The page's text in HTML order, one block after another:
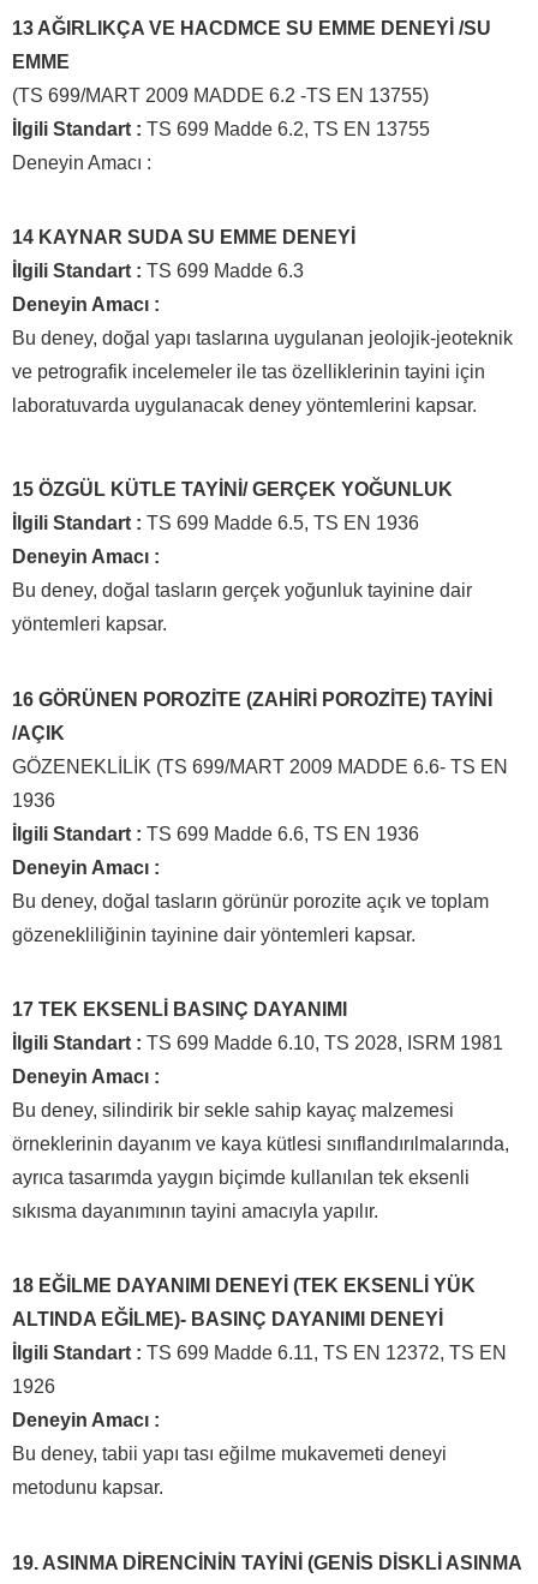
13 AĞIRLIKÇA VE HACDMCE SU EMME DENEYİ /SU
EMME
(TS 699/MART 2009 MADDE 6.2 -TS EN 13755)
İlgili Standart : TS 699 Madde 6.2, TS EN 13755
Deneyin Amacı :
14 KAYNAR SUDA SU EMME DENEYİ
İlgili Standart : TS 699 Madde 6.3
Deneyin Amacı :
Bu deney, doğal yapı taslarına uygulanan jeolojik-jeoteknik
ve petrografik incelemeler ile tas özelliklerinin tayini için
laboratuvarda uygulanacak deney yöntemlerini kapsar.
15 ÖZGÜL KÜTLE TAYİNİ/ GERÇEK YOĞUNLUK
İlgili Standart : TS 699 Madde 6.5, TS EN 1936
Deneyin Amacı :
Bu deney, doğal tasların gerçek yoğunluk tayinine dair
yöntemleri kapsar.
16 GÖRÜNEN POROZİTE (ZAHİRİ POROZİTE) TAYİNİ
/AÇIK
GÖZENEKLİLİK (TS 699/MART 2009 MADDE 6.6- TS EN
1936
İlgili Standart : TS 699 Madde 6.6, TS EN 1936
Deneyin Amacı :
Bu deney, doğal tasların görünür porozite açık ve toplam
gözenekliliğinin tayinine dair yöntemleri kapsar.
17 TEK EKSENLİ BASINÇ DAYANIMI
İlgili Standart : TS 699 Madde 6.10, TS 2028, ISRM 1981
Deneyin Amacı :
Bu deney, silindirik bir sekle sahip kayaç malzemesi
örneklerinin dayanım ve kaya kütlesi sınıflandırılmalarında,
ayrıca tasarımda yaygın biçimde kullanılan tek eksenli
sıkısma dayanımının tayini amacıyla yapılır.
18 EĞİLME DAYANIMI DENEYİ (TEK EKSENLİ YÜK
ALTINDA EĞİLME)- BASINÇ DAYANIMI DENEYİ
İlgili Standart : TS 699 Madde 6.11, TS EN 12372, TS EN
1926
Deneyin Amacı :
Bu deney, tabii yapı tası eğilme mukavemeti deneyi
metodunu kapsar.
19. ASINMA DİRENCİNİN TAYİNİ (GENİS DİSKLİ ASINMA